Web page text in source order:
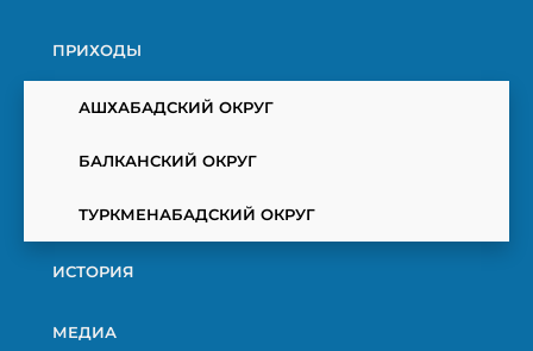
ПРИХОДЫ
АШХАБАДСКИЙ ОКРУГ
БАЛКАНСКИЙ ОКРУГ
ТУРКМЕНАБАДСКИЙ ОКРУГ
ИСТОРИЯ
МЕДИА